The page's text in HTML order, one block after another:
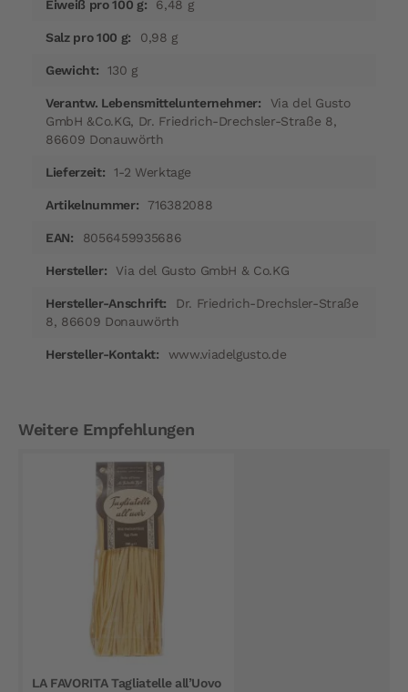
6,48 g
0,98 g
130 g
Via del Gusto
GmbH &Co.KG, Dr. Friedrich-Drechsler-Straße 8,
86609 Donauwörth
1-2 Werktage
716382088
8056459935686
Via del Gusto GmbH & Co.KG
Dr. Friedrich-Drechsler-Straße
8, 86609 Donauwörth
www.viadelgusto.de
Weitere Empfehlungen
LA FAVORITA Tagliatelle all’Uovo